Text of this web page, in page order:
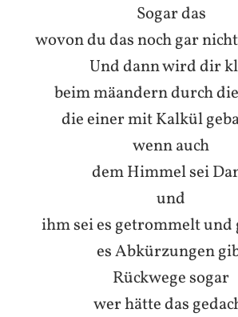
Sogar das
wovon du das noch gar
Und dann wird dir
beim mäandern durch
die einer mit Kalkül
wenn auch
dem Himmel sei
und
ihm sei es getrommelt
es Abkürzungen
Rückwege sogar
wer hätte das